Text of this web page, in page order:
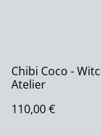
Chibi Coco -
Atelier
110,00 €